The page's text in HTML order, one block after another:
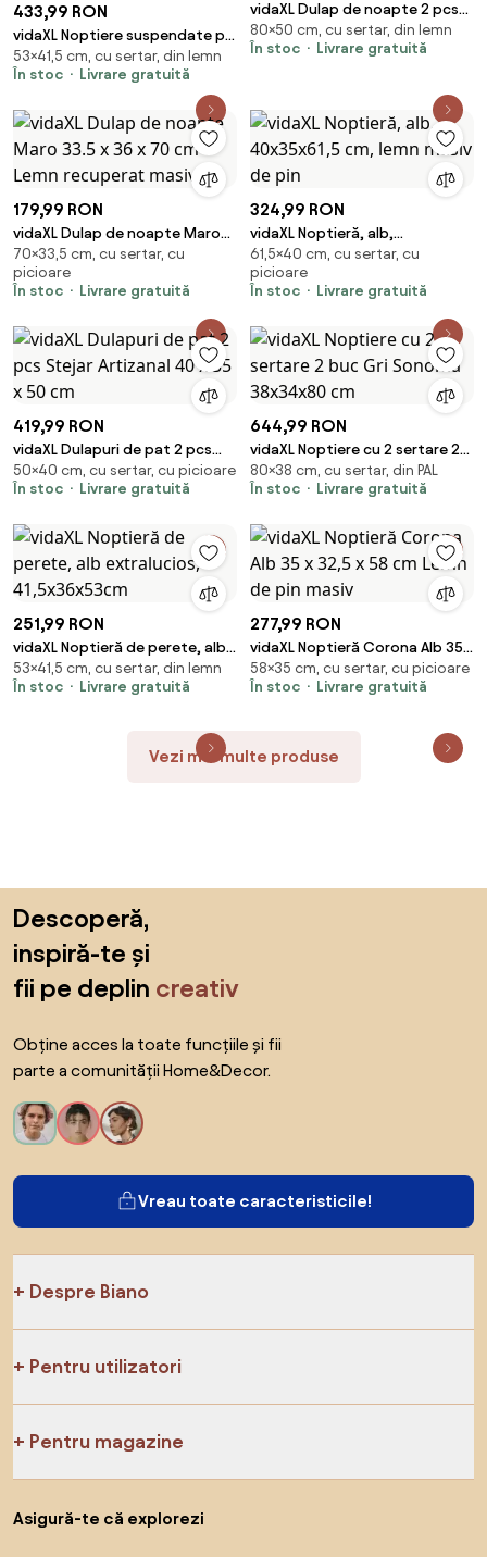
433,99 RON
vidaXL Noptiere suspendate pe
perete, 2 buc, stejar maro,
41,5x36x53cm
53×41,5 cm, cu sertar, din lemn
În stoc
Livrare gratuită
vidaXL Dulap de noapte 2 pcs
Stejar Artizanal 50 x 32,5 x
80cm
80×50 cm, cu sertar, din lemn
În stoc
Livrare gratuită
179,99 RON
vidaXL Dulap de noapte Maro
33.5 x 36 x 70 cm Lemn
recuperat masiv
70×33,5 cm, cu sertar, cu
picioare
În stoc
Livrare gratuită
324,99 RON
vidaXL Noptieră, alb,
40x35x61,5 cm, lemn masiv de
pin
61,5×40 cm, cu sertar, cu
picioare
În stoc
Livrare gratuită
419,99 RON
vidaXL Dulapuri de pat 2 pcs
Stejar Artizanal 40 x 35 x 50 cm
50×40 cm, cu sertar, cu picioare
În stoc
Livrare gratuită
644,99 RON
vidaXL Noptiere cu 2 sertare 2
buc Gri Sonoma 38x34x80 cm
80×38 cm, cu sertar, din PAL
În stoc
Livrare gratuită
251,99 RON
vidaXL Noptieră de perete, alb
extralucios, 41,5x36x53cm
53×41,5 cm, cu sertar, din lemn
În stoc
Livrare gratuită
277,99 RON
vidaXL Noptieră Corona Alb 35 x
32,5 x 58 cm Lemn de pin masiv
58×35 cm, cu sertar, cu picioare
În stoc
Livrare gratuită
Vezi mai multe produse
Descoperă,
inspiră-te și
fii pe deplin creativ
Obține acces la toate funcțiile și fii
parte a comunității Home&Decor.
Vreau toate caracteristicile!
Despre Biano
Pentru utilizatori
Pentru magazine
Asigură-te că explorezi